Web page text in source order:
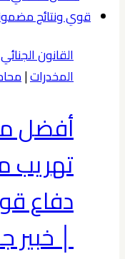
القانون
المخدرات|
أفضل
تهريب
دفاع
│ خبير